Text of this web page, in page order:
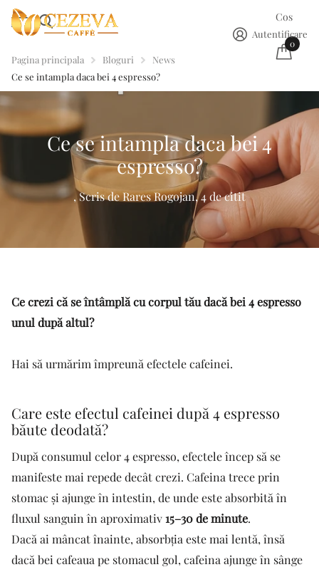
Autentificare
Cos
0
Pagina principala Bloguri
News
Ce se intampla daca bei 4 espresso?
Ce se intampla daca bei 4
espresso?
, Scris de Rares Rogojan, 4 de citit
Ce crezi că se întâmplă cu corpul tău dacă bei 4 espresso
unul după altul?
Hai să urmărim împreună efectele cafeinei.
Care este efectul cafeinei după 4 espresso
băute deodată?
După consumul celor 4 espresso, efectele încep să se
manifeste mai repede decât crezi. Cafeina trece prin
stomac și ajunge în intestin, de unde este absorbită în
fluxul sanguin în aproximativ15–30 de minute.
Dacă ai mâncat înainte, absorbția este mai lentă, însă
dacă bei cafeaua pe stomacul gol, cafeina ajunge în sânge